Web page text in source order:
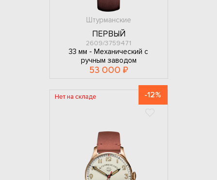
Штурманские
ПЕРВЫЙ
2609/3759471
33 мм - Механический с
ручным заводом
53 000 ₽
Нет на складе -12%